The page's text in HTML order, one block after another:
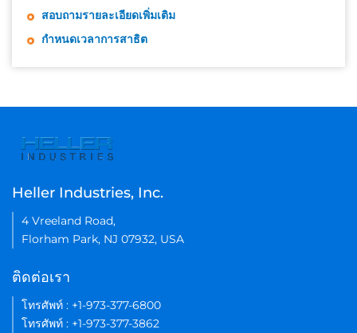
สอบถามรายละเอียดเพิ่มเติม
กำหนดเวลาการสาธิต
Heller Industries, Inc.
4 Vreeland Road,
Florham Park, NJ 07932, USA
ติดต่อเรา
โทรศัพท์ : +1-973-377-6800
โทรศัพท์ : +1-973-377-3862